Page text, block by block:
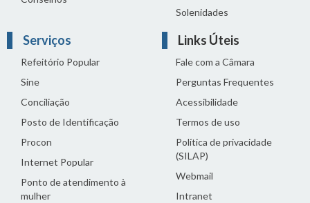
Solenidades
Serviços
Refeitório Popular
Sine
Conciliação
Posto de Identificação
Procon
Internet Popular
Ponto de atendimento à
mulher
Links Úteis
Fale com a Câmara
Perguntas Frequentes
Acessibilidade
Termos de uso
Política de privacidade
(SILAP)
Webmail
Intranet